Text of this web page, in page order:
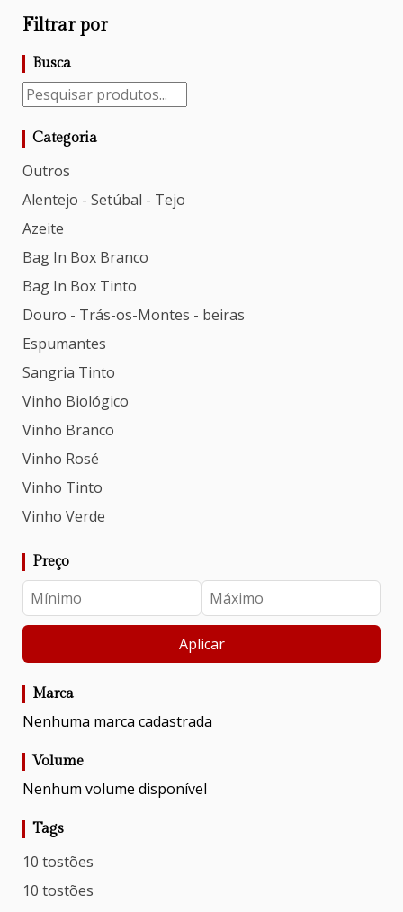
Filtrar por
Busca
Categoria
Outros
Alentejo - Setúbal - Tejo
Azeite
Bag In Box Branco
Bag In Box Tinto
Douro - Trás-os-Montes - beiras
Espumantes
Sangria Tinto
Vinho Biológico
Vinho Branco
Vinho Rosé
Vinho Tinto
Vinho Verde
Preço
Aplicar
Marca
Nenhuma marca cadastrada
Volume
Nenhum volume disponível
Tags
10 tostões
10 tostões